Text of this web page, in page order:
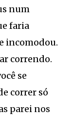
num
faria
incomodou.
correndo.
se
correr só
parei nos